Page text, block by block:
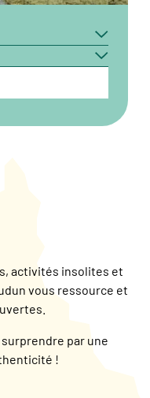
activités insolites et
vous ressource et
surprendre par une
!